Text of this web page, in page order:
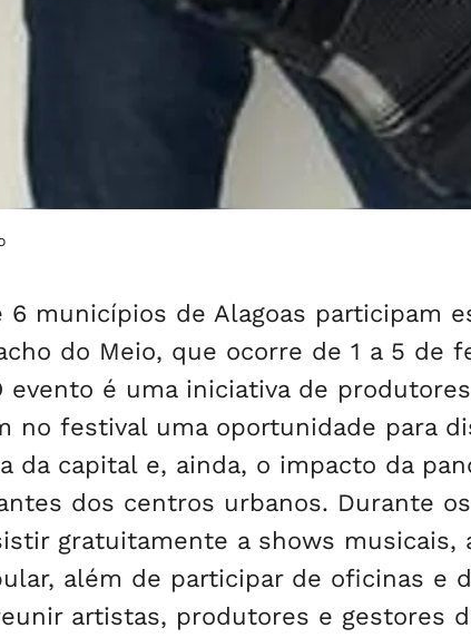
6 municípios de Alagoas participam
do Meio, que ocorre de 1 a 5 de
evento é uma iniciativa de
no festival uma oportunidade para
da capital e, ainda, o impacto da
dos centros urbanos. Durante
gratuitamente a shows musicais,
além de participar de oficinas e
artistas, produtores e gestores